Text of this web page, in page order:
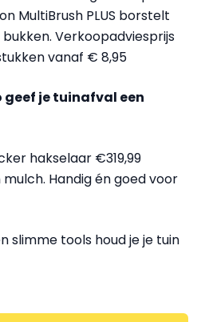
MultiBrush PLUS borstelt
Verkoopadviesprijs
vanaf € 8,95
je tuinafval een
hakselaar €319,99
Handig én goed voor
slimme tools houd je je tuin